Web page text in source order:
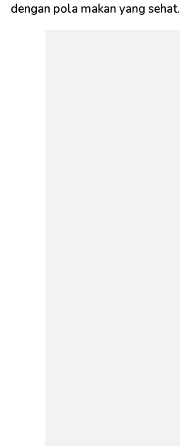
dengan pola makan yang sehat.